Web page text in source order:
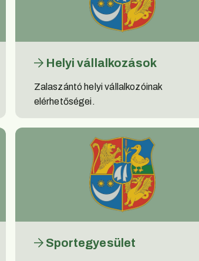
Helyi vállalkozások
Zalaszántó helyi vállalkozóinak
elérhetőségei.
Sportegyesület